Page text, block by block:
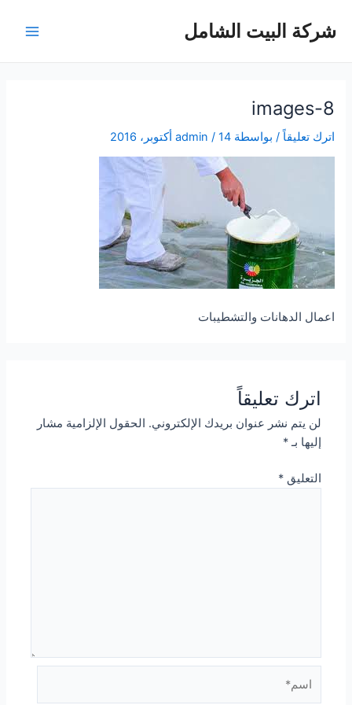
المحتوى
شركة البيت الشامل
images-8
اترك تعليقاً / بواسطة admin / 14 أكتوبر، 2016
اعمال الدهانات والتشطيبات
اترك تعليقاً
لن يتم نشر عنوان بريدك الإلكتروني. الحقول الإلزامية مشار
إليها بـ*
التعليق*